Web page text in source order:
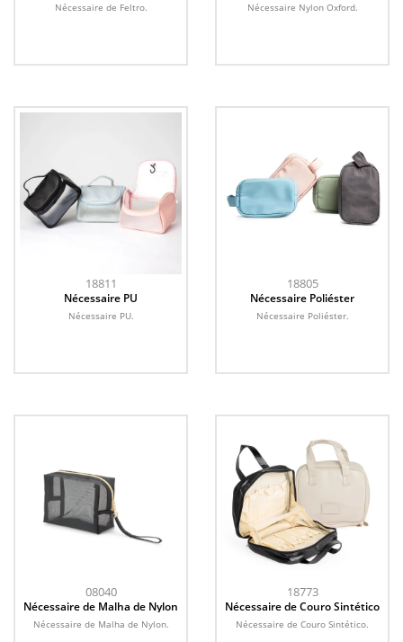
Nécessaire de Feltro. Nécessaire Nylon Oxford.
18811
Nécessaire PU
Nécessaire PU.
18805
Nécessaire Poliéster
Nécessaire Poliéster.
08040
Nécessaire de Malha de Nylon
Nécessaire de Malha de Nylon.
18773
Nécessaire de Couro Sintético
Nécessaire de Couro Sintético.